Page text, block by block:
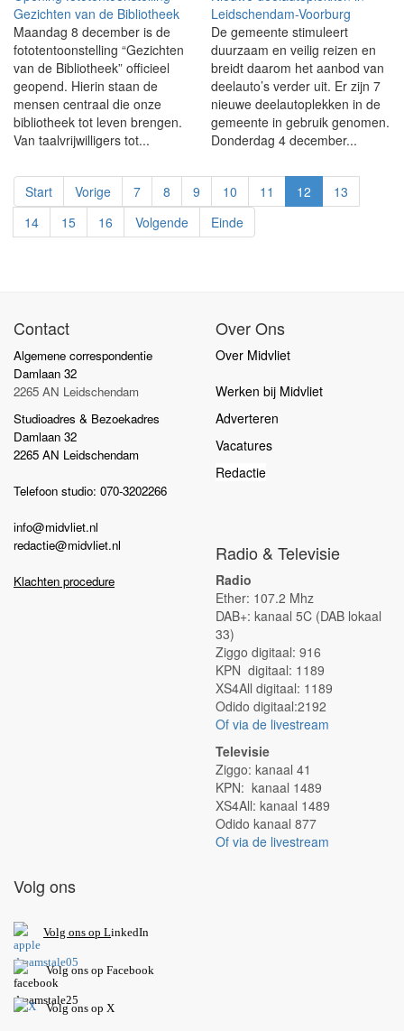
Gezichten van de Bibliotheek
Maandag 8 december is de
fototentoonstelling “Gezichten
van de Bibliotheek” officieel
geopend. Hierin staan de
mensen centraal die onze
bibliotheek tot leven brengen.
Van taalvrijwilligers tot...
Leidschendam-Voorburg
De gemeente stimuleert
duurzaam en veilig reizen en
breidt daarom het aanbod van
deelauto’s verder uit. Er zijn 7
nieuwe deelautoplekken in de
gemeente in gebruik genomen.
Donderdag 4 december...
Start Vorige 7 8 9 10 11 12
13
14
15 16 Volgende Einde
Contact
Algemene correspondentie
Damlaan 32
2265 AN Leidschendam
Studioadres & Bezoekadres
Damlaan 32
2265 AN Leidschendam
Telefoon studio: 070-3202266
info@midvliet.nl
redactie@midvliet.nl
Klachten procedure
Over Ons
Over Midvliet
Werken bij Midvliet
Adverteren
Vacatures
Redactie
Radio & Televisie
Radio
Ether: 107.2 Mhz
DAB+: kanaal 5C (DAB lokaal
33)
Ziggo digitaal: 916
KPN digitaal: 1189
XS4All digitaal: 1189
Odido digitaal:2192
Of via de livestream
Televisie
Ziggo: kanaal 41
KPN: kanaal 1489
XS4All: kanaal 1489
Odido kanaal 877
Of via de livestream
Volg ons
Volg ons op LinkedIn
Volg ons op Facebook
Volg ons op X